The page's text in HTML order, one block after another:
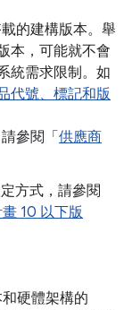
的建構版本。舉
本，可能就不會
統需求限制。如
代號、標記和版
請參閱「 供應商
方式，請參閱
10 以下版
硬體架構的